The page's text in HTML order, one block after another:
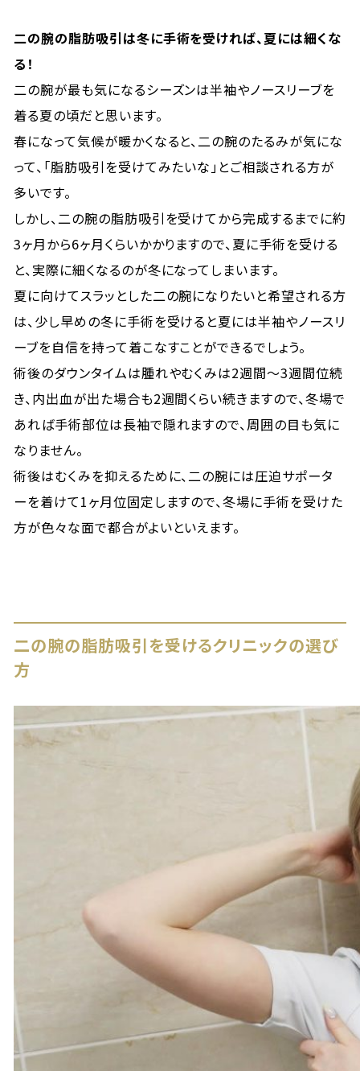
二の腕の脂肪吸引は冬に手術を受ければ、夏には細くな
る！
二の腕が最も気になるシーズンは半袖やノースリーブを
着る夏の頃だと思います。
春になって気候が暖かくなると、二の腕のたるみが気にな
って、「脂肪吸引を受けてみたいな」とご相談される方が
多いです。
しかし、二の腕の脂肪吸引を受けてから完成するまでに約
3ヶ月から6ヶ月くらいかかりますので、夏に手術を受ける
と、実際に細くなるのが冬になってしまいます。
夏に向けてスラッとした二の腕になりたいと希望される方
は、少し早めの冬に手術を受けると夏には半袖やノースリ
ーブを自信を持って着こなすことができるでしょう。
術後のダウンタイムは腫れやむくみは2週間〜3週間位続
き、内出血が出た場合も2週間くらい続きますので、冬場で
あれば手術部位は長袖で隠れますので、周囲の目も気に
なりません。
術後はむくみを抑えるために、二の腕には圧迫サポータ
ーを着けて1ヶ月位固定しますので、冬場に手術を受けた
方が色々な面で都合がよいといえます。
二の腕の脂肪吸引を受けるクリニックの選び
方